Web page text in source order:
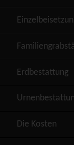
Erdbestattung
Die Kosten